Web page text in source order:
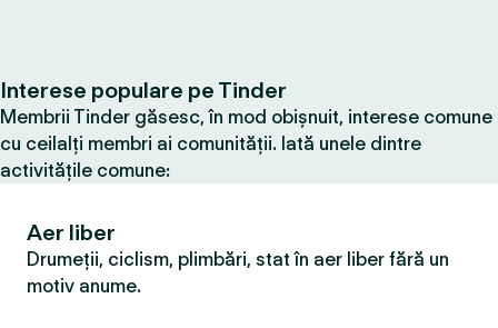
Interese populare pe Tinder
Membrii Tinder găsesc, în mod obișnuit, interese comune
cu ceilalți membri ai comunității. Iată unele dintre
activitățile comune:
Aer liber
Drumeții, ciclism, plimbări, stat în aer liber fără un
motiv anume.